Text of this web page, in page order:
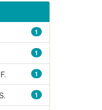
1
1
1
1